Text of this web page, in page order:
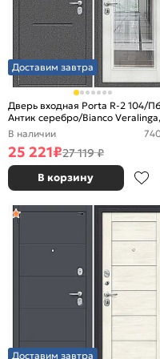
Доставим завтра
Дверь входная Porta R-2 104/
Антик серебро/Bianco
зеркалом, 2 замка, с ночной
В наличии
25 221₽27 119 ₽
В корзину
Доставим завтра